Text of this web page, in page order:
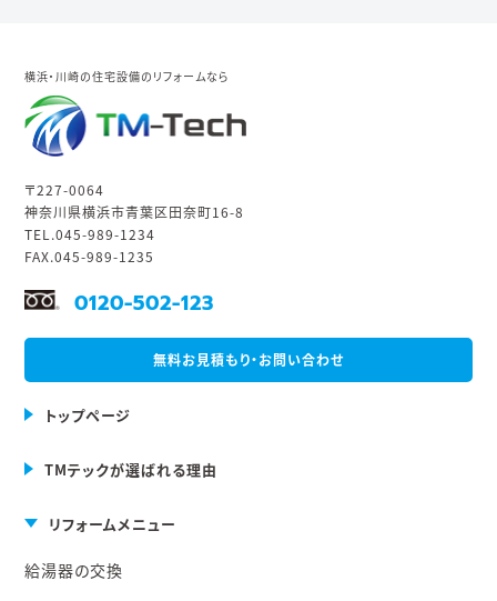
横浜・川崎の住宅設備のリフォームなら
〒227-0064
神奈川県横浜市青葉区田奈町16-8
TEL.045-989-1234
FAX.045-989-1235
0120-502-123
無料お見積もり・お問い合わせ
トップページ
TMテックが選ばれる理由
リフォームメニュー
給湯器の交換